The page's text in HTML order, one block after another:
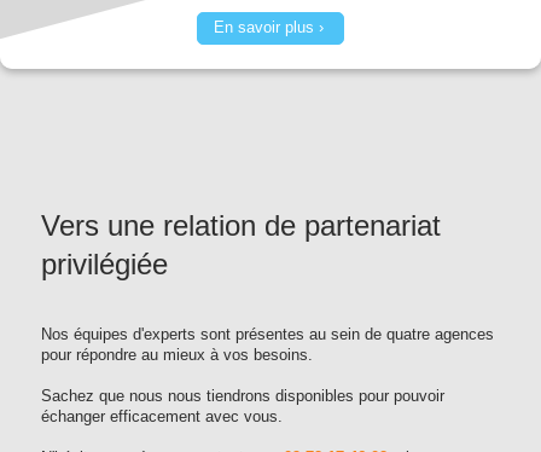
En savoir plus
Vers une relation de partenariat
privilégiée
Nos équipes d'experts sont présentes au sein de quatre agences
pour répondre au mieux à vos besoins.
Sachez que nous nous tiendrons disponibles pour pouvoir
échanger efficacement avec vous.